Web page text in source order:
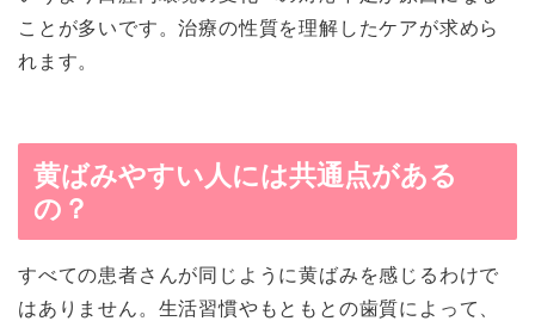
ことが多いです。治療の性質を理解したケアが求めら
れます。
黄ばみやすい人には共通点がある
の？
すべての患者さんが同じように黄ばみを感じるわけで
はありません。生活習慣やもともとの歯質によって、